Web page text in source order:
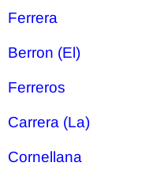
Ferrera
Berron (El)
Ferreros
Carrera (La)
Cornellana